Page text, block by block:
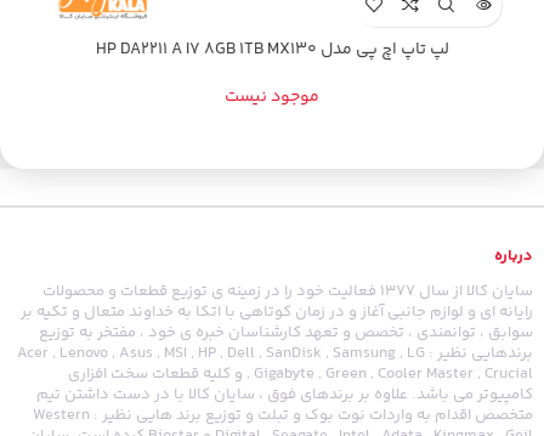
لپ تاپ اچ پی مدل HP DA2211 A I7 8GB 1TB MX130
موجود نیست
درباره
سایان کالا از سال 1377 فعالیت خود را در زمینه ی توزیع قطعات و محصولات
رایانه ای و لوازم جانبی آغاز و در زمان کوتاهی با اتکا به خداوند متعال و تکیه بر
سوابق ، توانمندی ، تخصص و تعهد کارشناسان خبره ی خود ، مفتخر به توزیع
برندهایی نظیر : Acer , Lenovo , Asus , MSI , HP , Dell , SanDisk , Samsung , LG
, Gigabyte , Green , Cooler Master , Crucial و کلیه قطعات سخت افزاری
کامپیوتر می باشد. علاوه بر برندهای فوق ، سایان کالا با در دست داشتن تیم
متخصص اقدام به واردات نوت بوک و تبلت و توزیع برند هایی نظیر : Western